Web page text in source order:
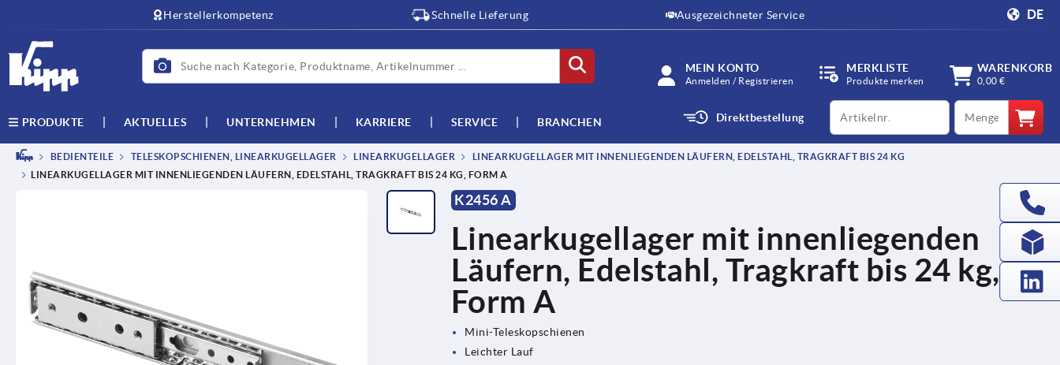
Herstellerkompetenz Schnelle Lieferung Ausgezeichneter Service DE
MEIN KONTO
Anmelden / Registrieren
MERKLISTE
Produkte merken
WARENKORB
0,00 €
PRODUKTE AKTUELLES UNTERNEHMEN KARRIERE SERVICE BRANCHEN Direktbestellung
productCode qty
BEDIENTEILE TELESKOPSCHIENEN, LINEARKUGELLAGER LINEARKUGELLAGER
LINEARKUGELLAGER MIT INNENLIEGENDEN LÄUFERN, EDELSTAHL, TRAGKRAFT BIS 24 KG
LINEARKUGELLAGER MIT INNENLIEGENDEN LÄUFERN, EDELSTAHL, TRAGKRAFT BIS 24 KG, FORM A
K2456 A
Linearkugellager mit innenliegenden
Läufern, Edelstahl, Tragkraft bis 24 kg,
Form A
Mini-Teleskopschienen
Leichter Lauf